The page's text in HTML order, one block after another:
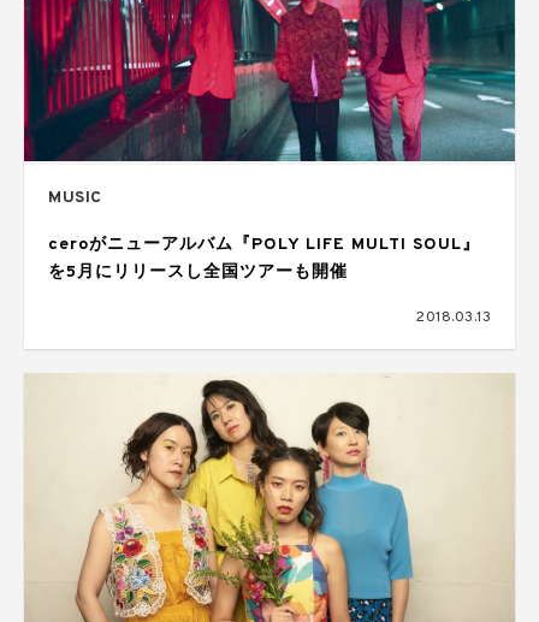
MUSIC
ceroがニューアルバム『POLY LIFE MULTI SOUL』
を5月にリリースし全国ツアーも開催
2018.03.13